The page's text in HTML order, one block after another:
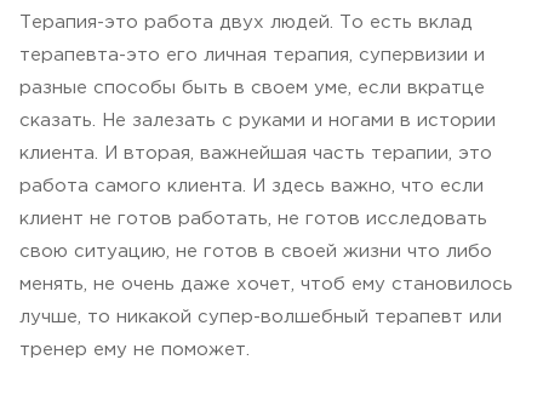
Терапия-это работа двух людей. То есть вклад
терапевта-это его личная терапия, супервизии и
разные способы быть в своем уме, если вкратце
сказать. Не залезать с руками и ногами в истории
клиента. И вторая, важнейшая часть терапии, это
работа самого клиента. И здесь важно, что если
клиент не готов работать, не готов исследовать
свою ситуацию, не готов в своей жизни что либо
менять, не очень даже хочет, чтоб ему становилось
лучше, то никакой супер-волшебный терапевт или
тренер ему не поможет.